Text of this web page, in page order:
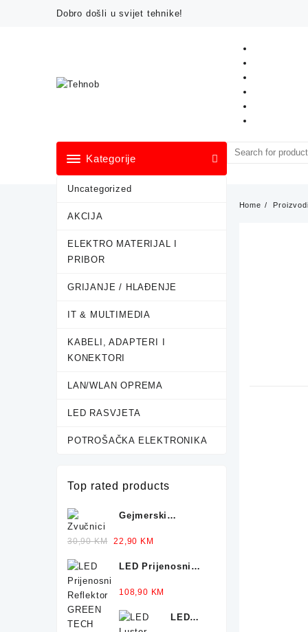
Dobro došli u svijet tehnike!
Kategorije
Uncategorized
AKCIJA
ELEKTRO MATERIJAL I
PRIBOR
GRIJANJE / HLAĐENJE
IT & MULTIMEDIA
KABELI, ADAPTERI I
KONEKTORI
LAN/WLAN OPREMA
LED RASVJETA
POTROŠAČKA ELEKTRONIKA
Home Proizvodi
Top rated products
Gejmerski
Osvjetljenjem X-
Ocjenjeno
5.00od 5
30,90KM
Original
was:
22,90 KM
is:
LED Prijenosni
TECH 50-25W
Ocjenjeno
5.00od 5
108,90 KM
LED